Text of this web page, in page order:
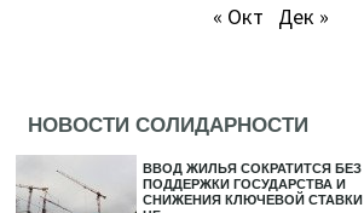
« Окт Дек »
НОВОСТИ СОЛИДАРНОСТИ
ВВОД ЖИЛЬЯ СОКРАТИТСЯ БЕЗ
ПОДДЕРЖКИ ГОСУДАРСТВА И
СНИЖЕНИЯ КЛЮЧЕВОЙ СТАВКИ